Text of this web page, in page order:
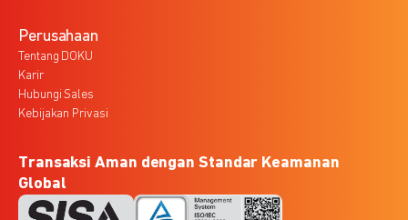
Perusahaan
Tentang DOKU
Karir
Hubungi Sales
Kebijakan Privasi
Transaksi Aman dengan Standar Keamanan
Global